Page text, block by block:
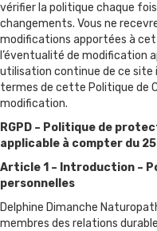
vérifier la politique chaque
changements. Vous ne
modifications apportées à
l’éventualité de modification
utilisation continue de ce
termes de cette Politique de
modification.
RGPD – Politique de
applicable à compter du 25
Article 1 – Introduction –
personnelles
Delphine Dimanche
membres des relations